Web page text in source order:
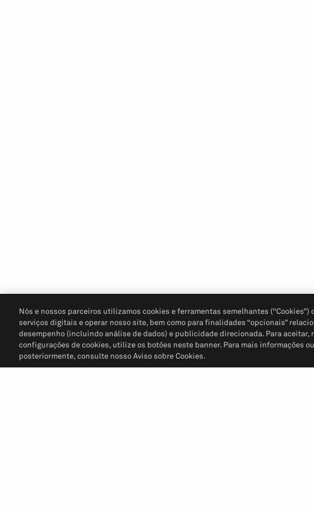
Nós e nossos parceiros utilizamos cookies e ferramentas semelhantes
serviços digitais e operar nosso site, bem como para finalidades “opcionais”
desempenho (incluindo análise de dados) e publicidade direcionada. Para aceitar,
configurações de cookies, utilize os botões neste banner. Para mais informações
posteriormente, consulte nosso Aviso sobre Cookies.